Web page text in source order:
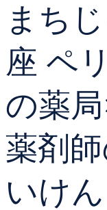
まち
座 ペ
の薬
薬剤
いけ